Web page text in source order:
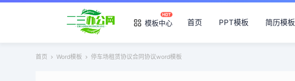
模板中心 首页 PPT模板 简历模板
首页 Word模板 停车场租赁协议合同协议word模板